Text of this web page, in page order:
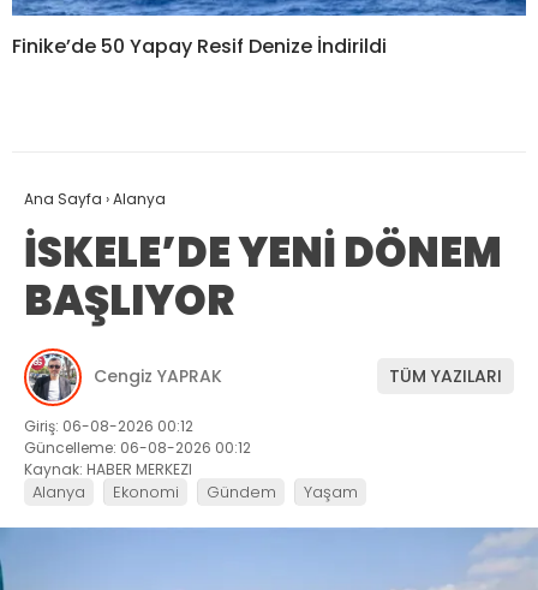
Finike’de 50 Yapay Resif Denize İndirildi
Ana Sayfa ›Alanya
İSKELE’DE YENİ DÖNEM
BAŞLIYOR
Cengiz YAPRAK TÜM YAZILARI
Giriş: 06-08-2026 00:12
Güncelleme: 06-08-2026 00:12
Kaynak: HABER MERKEZI
Alanya Ekonomi Gündem Yaşam